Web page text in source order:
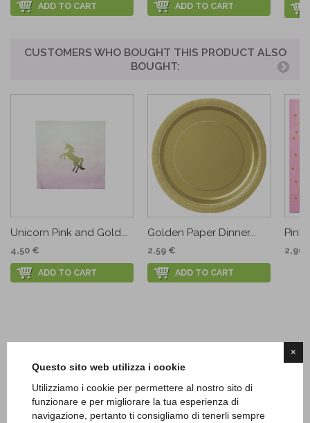
×
Questo sito web utilizza i cookie
Utilizziamo i cookie per permettere al nostro sito di
funzionare e per migliorare la tua esperienza di
navigazione, pertanto ti consigliamo di tenerli sempre
ADD TO CART ADD TO CART
CUSTOMERS WHO BOUGHT THIS PRODUCT ALSO
BOUGHT:
Unicorn Pink and Gold...
4,50 €
ADD TO CART
Golden Paper Dinner...
2,59 €
ADD TO CART
Pink
2,90